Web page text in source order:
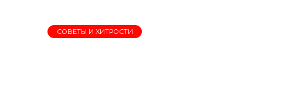
СОВЕТЫ И ХИТРОСТИ